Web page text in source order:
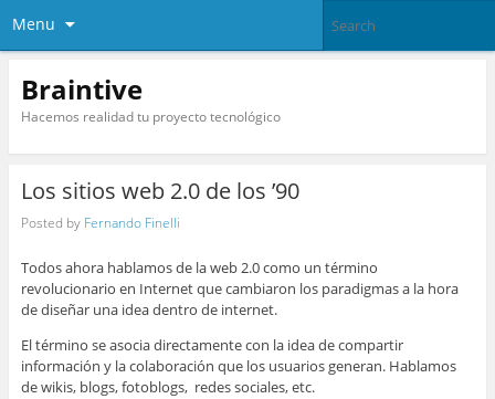
Menu
Braintive
Hacemos realidad tu proyecto tecnológico
Los sitios web 2.0 de los ’90
Posted by Fernando Finelli
Todos ahora hablamos de la web 2.0 como un término
revolucionario en Internet que cambiaron los paradigmas a la hora
de diseñar una idea dentro de internet.
El término se asocia directamente con la idea de compartir
información y la colaboración que los usuarios generan. Hablamos
dewikis, blogs, fotoblogs, redes sociales, etc.